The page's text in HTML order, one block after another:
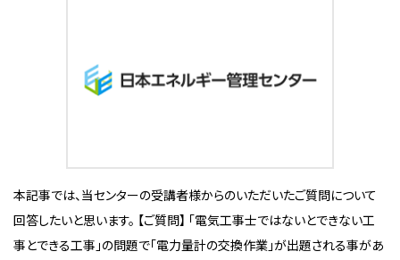
本記事では、当センターの受講者様からのいただいたご質問について
回答したいと思います。 【ご質問】 「電気工事士ではないとできない工
事とできる工事」の問題で「電力量計の交換作業」が出題される事があ